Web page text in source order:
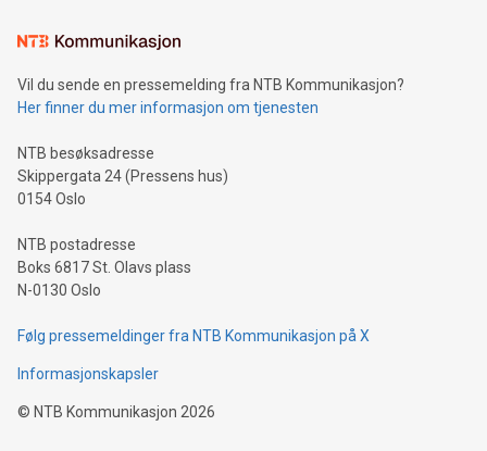
Vil du sende en pressemelding fra NTB Kommunikasjon?
Her finner du mer informasjon om tjenesten
NTB besøksadresse
Skippergata 24 (Pressens hus)
0154 Oslo
NTB postadresse
Boks 6817 St. Olavs plass
N-0130 Oslo
Følg pressemeldinger fra NTB Kommunikasjon på X
Informasjonskapsler
© NTB Kommunikasjon 2026